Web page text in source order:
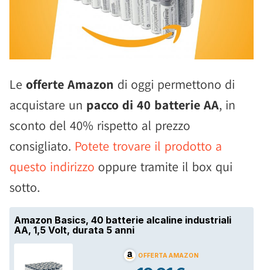
Le offerte Amazon di oggi permettono di
acquistare un pacco di 40 batterie AA, in
sconto del 40% rispetto al prezzo
consigliato. Potete trovare il prodotto a
questo indirizzo oppure tramite il box qui
sotto.